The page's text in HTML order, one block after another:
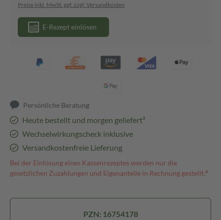
Preise inkl. MwSt. ggf. zzgl. Versandkosten
E-Rezept einlösen
Persönliche Beratung
Heute bestellt und morgen geliefert³
Wechselwirkungscheck inklusive
Versandkostenfreie Lieferung
Bei der Einlösung eines Kassenrezeptes werden nur die
gesetzlichen Zuzahlungen und Eigenanteile in Rechnung gestellt.⁴
PZN: 16754178